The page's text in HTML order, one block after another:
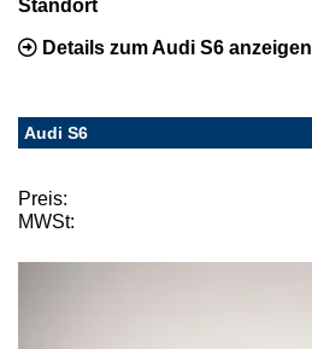
Standort
Details zum Audi S6 anzeigen
Audi S6
Preis:
MWSt: